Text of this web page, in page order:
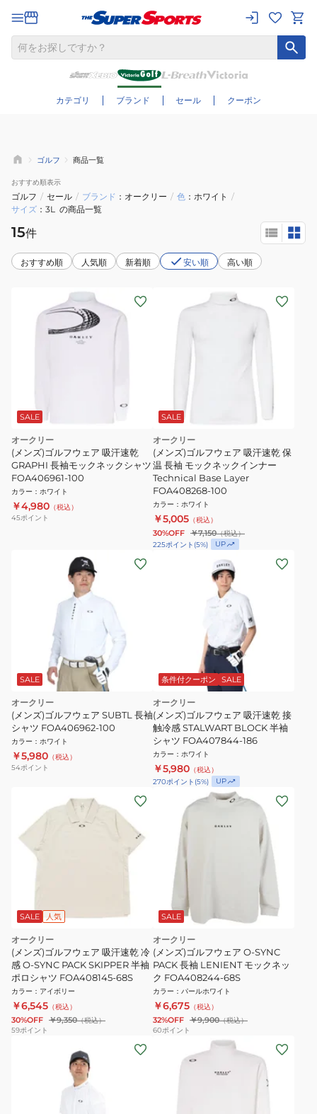
カテゴリ ブランド セール クーポン
さらに絞り込む
ゴルフ 商品一覧
おすすめ順表示
ゴルフ / セール / ブランド オークリー / 色 ホワイト /
サイズ
3L の商品一覧
15件
おすすめ順 人気順 新着順 安い順 高い順
SALE
オークリー
(メンズ)ゴルフウェア 吸汗速乾
GRAPHI 長袖モックネックシャツ
FOA406961-100
カラー ： ホワイト
￥4,980 （税込）
45ポイント
SALE
オークリー
(メンズ)ゴルフウェア 吸汗速乾 保
温 長袖 モックネックインナー
Technical Base Layer
FOA408268-100
カラー ： ホワイト
￥5,005 （税込）
30%OFF ￥7,150（税込）
225ポイント (5%) UP
SALE
オークリー
(メンズ)ゴルフウェア SUBTL 長袖
シャツ FOA406962-100
カラー ： ホワイト
￥5,980 （税込）
54ポイント
条件付クーポン SALE
オークリー
(メンズ)ゴルフウェア 吸汗速乾 接
触冷感 STALWART BLOCK 半袖
シャツ FOA407844-186
カラー ： ホワイト
￥5,980 （税込）
270ポイント (5%) UP
SALE 人気
オークリー
(メンズ)ゴルフウェア 吸汗速乾 冷
感 O-SYNC PACK SKIPPER 半袖
ポロシャツ FOA408145-68S
カラー ： アイボリー
￥6,545 （税込）
30%OFF ￥9,350（税込）
59ポイント
SALE
オークリー
(メンズ)ゴルフウェア O-SYNC
PACK 長袖 LENIENT モックネッ
ク FOA408244-68S
カラー ： パールホワイト
￥6,675 （税込）
32%OFF ￥9,900（税込）
60ポイント